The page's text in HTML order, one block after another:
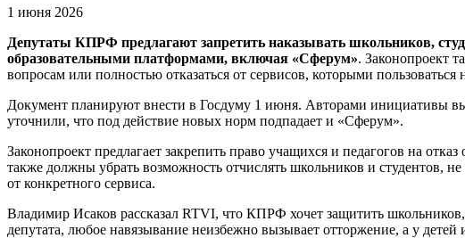
1 июня 2026
Депутаты КПРФ предлагают запретить наказывать школьников,
образовательными платформами, включая «Сферум». Законопроект
вопросам или полностью отказаться от сервисов, которыми пользоваться
Документ планируют внести в Госдуму 1 июня. Авторами инициативы
уточнили, что под действие новых норм подпадает и «Сферум».
Законопроект предлагает закрепить право учащихся и педагогов на
также должны убрать возможность отчислять школьников и студентов,
от конкретного сервиса.
Владимир Исаков рассказал RTVI, что КПРФ хочет защитить
депутата, любое навязывание неизбежно вызывает отторжение, а у